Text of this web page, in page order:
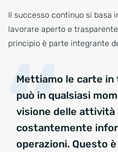
Il successo continuo si basa
lavorare aperto e trasparente
principio è parte integrante
Mettiamo le carte in
può in qualsiasi
visione delle attività
costantemente
operazioni. Questo